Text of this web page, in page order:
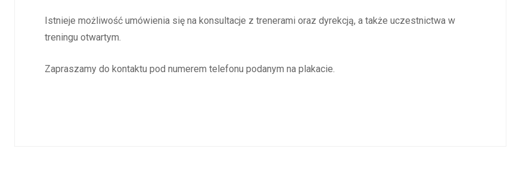
Istnieje możliwość umówienia się na konsultacje z trenerami oraz dyrekcją, a także uczestnictwa w
treningu otwartym.
Zapraszamy do kontaktu pod numerem telefonu podanym na plakacie.